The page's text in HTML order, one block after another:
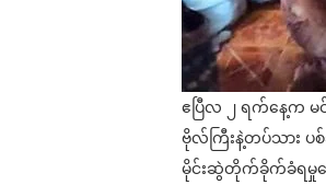
ဧပြီလ ၂ ရက်နေ့က မ
ဗိုလ်ကြီးနဲ့တပ်သား
မိုင်းဆွဲတိုက်ခိုက်ခံရမှု